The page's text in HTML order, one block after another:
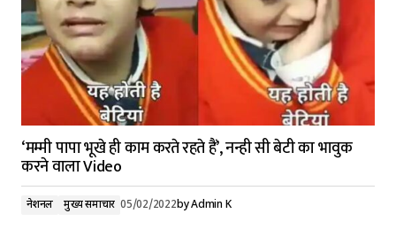
‘मम्मी पापा भूखे ही काम करते रहते हैं’, नन्ही सी बेटी का भावुक
करने वाला Video
नेशनल मुख्य समाचार 05/02/2022byAdmin K